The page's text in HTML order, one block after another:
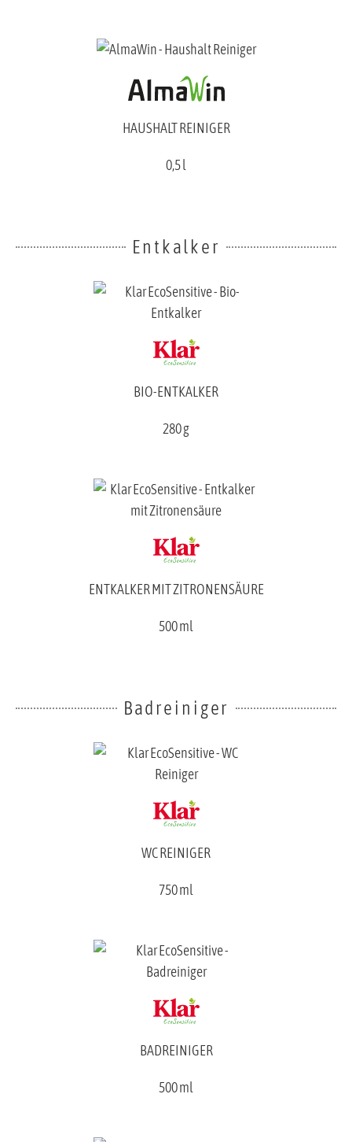
HAUSHALT REINIGER
0,5 l
Entkalker
BIO-ENTKALKER
280 g
ENTKALKER MIT ZITRONENSÄURE
500 ml
Badreiniger
WC REINIGER
750 ml
BADREINIGER
500 ml